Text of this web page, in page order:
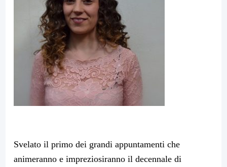
Svelato il primo dei grandi appuntamenti che
animeranno e impreziosiranno il decennale di